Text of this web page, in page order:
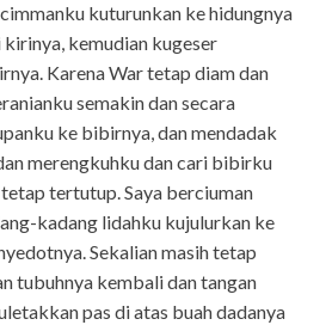
kuturunkan ke hidungnya
kemudian kugeser
Karena War tetap diam dan
semakin dan secara
ke bibirnya, dan mendadak
merengkuhku dan cari bibirku
tertutup. Saya berciuman
kadang lidahku kujulurkan ke
Sekalian masih tetap
tubuhnya kembali dan tangan
pas di atas buah dadanya